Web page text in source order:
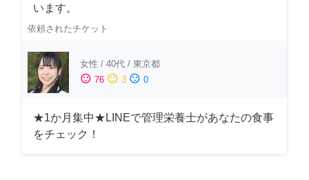
います。
依頼されたチケット
女性 / 40代 / 東京都
sentiment_satisfied 76 sentiment_neutral 3 sentiment_dissatisfied 0
★1か月集中★LINEで管理栄養士があなたの食事
をチェック！